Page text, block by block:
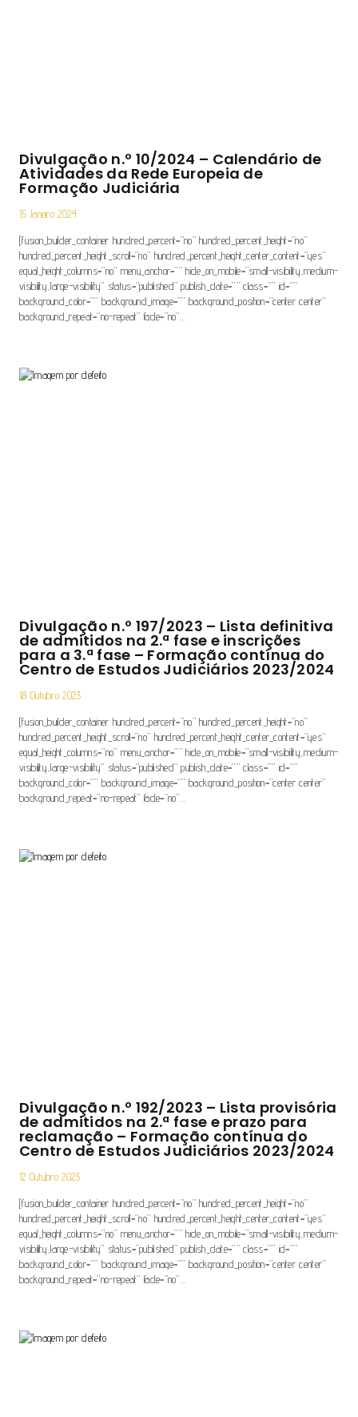
Divulgação n.º 10/2024 – Calendário de
Atividades da Rede Europeia de
Formação Judiciária
15 Janeiro 2024
[fusion_builder_container hundred_percent=”no” hundred_percent_height=”no”
hundred_percent_height_scroll=”no” hundred_percent_height_center_content=”yes”
equal_height_columns=”no” menu_anchor=”” hide_on_mobile=”small-visibility,medium-
visibility,large-visibility” status=”published” publish_date=”” class=”” id=””
background_color=”” background_image=”” background_position=”center center”
background_repeat=”no-repeat” fade=”no”…
Divulgação n.º 197/2023 – Lista definitiva
de admitidos na 2.ª fase e inscrições
para a 3.ª fase – Formação contínua do
Centro de Estudos Judiciários 2023/2024
18 Outubro 2023
[fusion_builder_container hundred_percent=”no” hundred_percent_height=”no”
hundred_percent_height_scroll=”no” hundred_percent_height_center_content=”yes”
equal_height_columns=”no” menu_anchor=”” hide_on_mobile=”small-visibility,medium-
visibility,large-visibility” status=”published” publish_date=”” class=”” id=””
background_color=”” background_image=”” background_position=”center center”
background_repeat=”no-repeat” fade=”no”…
Divulgação n.º 192/2023 – Lista provisória
de admitidos na 2.ª fase e prazo para
reclamação – Formação contínua do
Centro de Estudos Judiciários 2023/2024
12 Outubro 2023
[fusion_builder_container hundred_percent=”no” hundred_percent_height=”no”
hundred_percent_height_scroll=”no” hundred_percent_height_center_content=”yes”
equal_height_columns=”no” menu_anchor=”” hide_on_mobile=”small-visibility,medium-
visibility,large-visibility” status=”published” publish_date=”” class=”” id=””
background_color=”” background_image=”” background_position=”center center”
background_repeat=”no-repeat” fade=”no”…